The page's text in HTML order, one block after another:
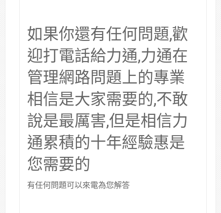
如果你還有任何問題,歡
迎打電話給力通,力通在
管理網路問題上的專業
相信是大家需要的,不敢
說是最厲害,但是相信力
通累積的十年經驗惠是
您需要的
有任何問題可以來電為您解答